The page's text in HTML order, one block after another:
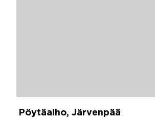
Pöytäalho, Järvenpää